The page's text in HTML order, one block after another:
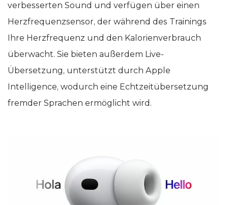
verbesserten Sound und verfügen über einen
Herzfrequenzsensor, der während des Trainings
Ihre Herzfrequenz und den Kalorienverbrauch
überwacht. Sie bieten außerdem Live-
Übersetzung, unterstützt durch Apple
Intelligence, wodurch eine Echtzeitübersetzung
fremder Sprachen ermöglicht wird.